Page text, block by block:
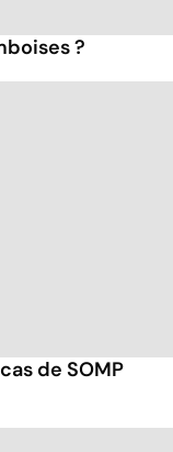
?
de SOMP